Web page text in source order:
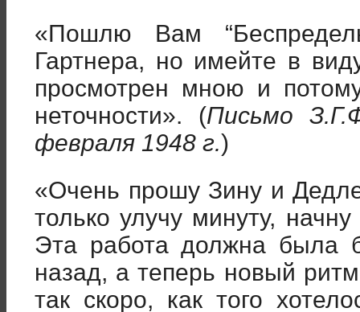
«Пошлю Вам
Гартнера, но имейте в
просмотрен мною и
неточности». (Письмо
февраля 1948 г.)
«Очень прошу Зину и
только улучу минуту,
Эта работа должна была
назад, а теперь новый
так скоро, как того